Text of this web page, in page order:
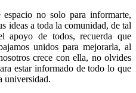
no solo para informarte,
ideas a toda la comunidad, de tal
apoyo de todos, recuerda que
unidos para mejorarla, al
crece con ella, no olvides
estar informado de todo lo que
universidad.